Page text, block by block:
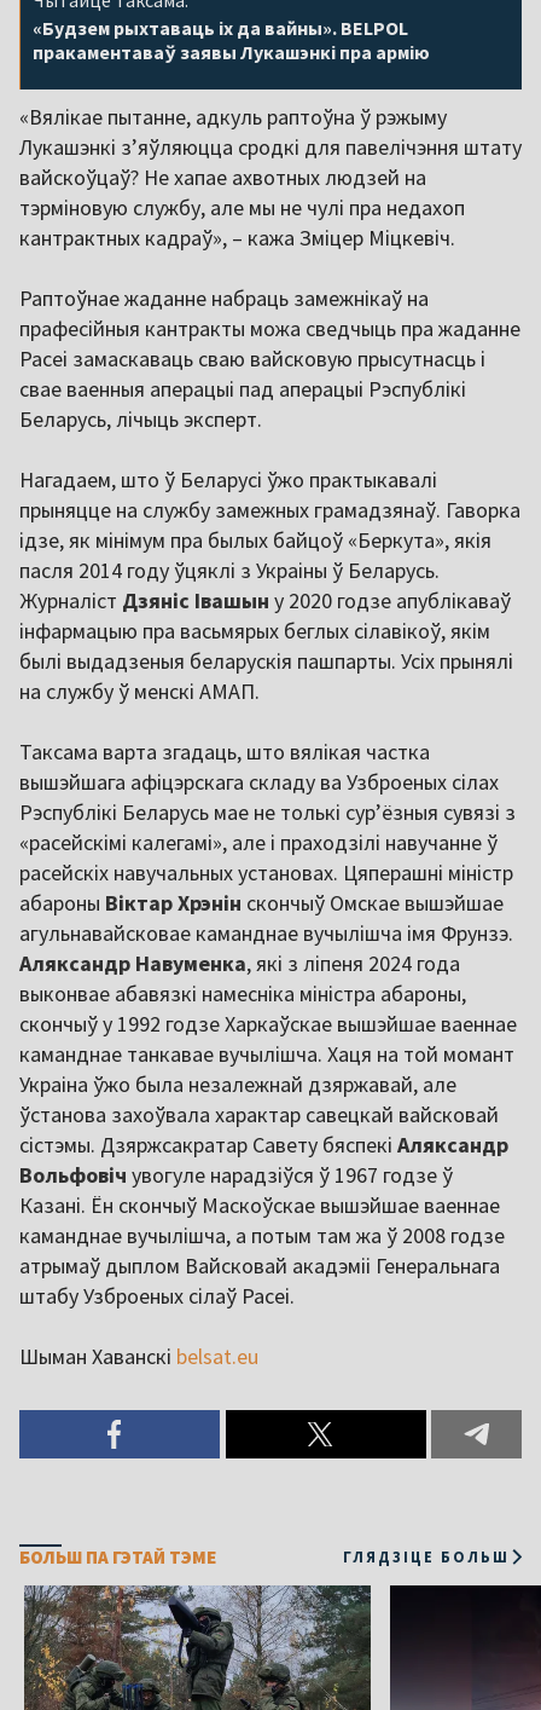
«Будзем рыхтаваць іх да вайны». BELPOL
пракаментаваў заявы Лукашэнкі пра армію
«Вялікае пытанне, адкуль раптоўна ў рэжыму
Лукашэнкі з’яўляюцца сродкі для павелічэння штату
вайскоўцаў? Не хапае ахвотных людзей на
тэрміновую службу, але мы не чулі пра недахоп
кантрактных кадраў», – кажа Зміцер Міцкевіч.
Раптоўнае жаданне набраць замежнікаў на
прафесійныя кантракты можа сведчыць пра жаданне
Расеі замаскаваць сваю вайсковую прысутнасць і
свае ваенныя аперацыі пад аперацыі Рэспублікі
Беларусь, лічыць эксперт.
Нагадаем, што ў Беларусі ўжо практыкавалі
прыняцце на службу замежных грамадзянаў. Гаворка
ідзе, як мінімум пра былых байцоў «Беркута», якія
пасля 2014 году ўцяклі з Украіны ў Беларусь.
Журналіст Дзяніс Івашын у 2020 годзе апублікаваў
інфармацыю пра васьмярых беглых сілавікоў, якім
былі выдадзеныя беларускія пашпарты. Усіх прынялі
на службу ў менскі АМАП.
Таксама варта згадаць, што вялікая частка
вышэйшага афіцэрскага складу ва Узброеных сілах
Рэспублікі Беларусь мае не толькі сур’ёзныя сувязі з
«расейскімі калегамі», але і праходзілі навучанне ў
расейскіх навучальных установах. Цяперашні міністр
абароны Віктар Хрэнін скончыў Омскае вышэйшае
агульнавайсковае каманднае вучылішча імя Фрунзэ.
Аляксандр Навуменка, які з ліпеня 2024 года
выконвае абавязкі намесніка міністра абароны,
скончыў у 1992 годзе Харкаўскае вышэйшае ваеннае
каманднае танкавае вучылішча. Хаця на той момант
Украіна ўжо была незалежнай дзяржавай, але
ўстанова захоўвала характар савецкай вайсковай
сістэмы. Дзяржсакратар Савету бяспекі Аляксандр
Вольфовіч увогуле нарадзіўся ў 1967 годзе ў
Казані. Ён скончыў Маскоўскае вышэйшае ваеннае
каманднае вучылішча, а потым там жа ў 2008 годзе
атрымаў дыплом Вайсковай акадэміі Генеральнага
штабу Узброеных сілаў Расеі.
Шыман Хаванскі belsat.eu
БОЛЬШ ПА ГЭТАЙ ТЭМЕ ГЛЯДЗІЦЕ БОЛЬШ